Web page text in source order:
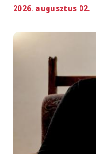
2026. augusztus 02.
Image